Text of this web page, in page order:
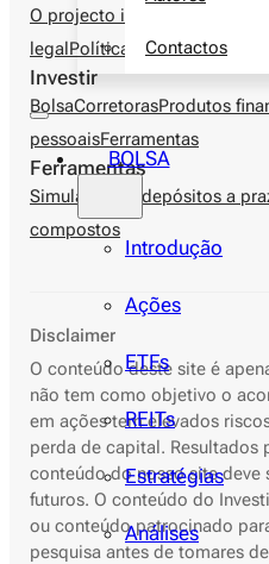
Contactos
BOLSA
Introdução
Ações
ETFs
REITs
Estratégias
Análises
O projecto investir.pt
legalPolítica de privacidade
Investir
BolsaCorretorasProdutos
pessoaisFerramentas
Ferramentas
Simulador de depósitos a
compostos
Disclaimer
O conteúdo deste site é
não tem como objetivo o
em ações tem elevados
perda de capital. Resultados
conteúdo do nosso site deve
futuros. O conteúdo do
ou conteúdo patrocinado
pesquisa antes de tomares